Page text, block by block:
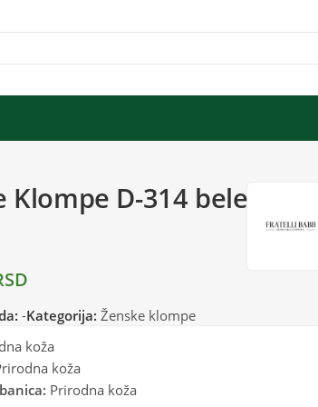
Klompe D-314 bele
-Kategorija: Ženske klompe
koža
koža
Prirodna koža